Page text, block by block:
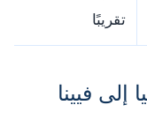
تقريبًا
فيينا